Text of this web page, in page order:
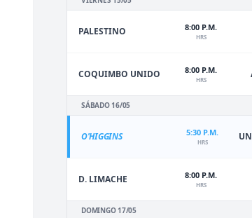
PALESTINO 8:00 P.M.
HRS
COQUIMBO UNIDO 8:00 P.M.
HRS
SÁBADO 16/05
O'HIGGINS 5:30 P.M.
HRS
D. LIMACHE 8:00 P.M.
HRS
DOMINGO 17/05